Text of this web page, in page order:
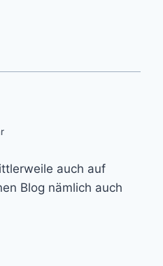
auch auf
Blog nämlich auch